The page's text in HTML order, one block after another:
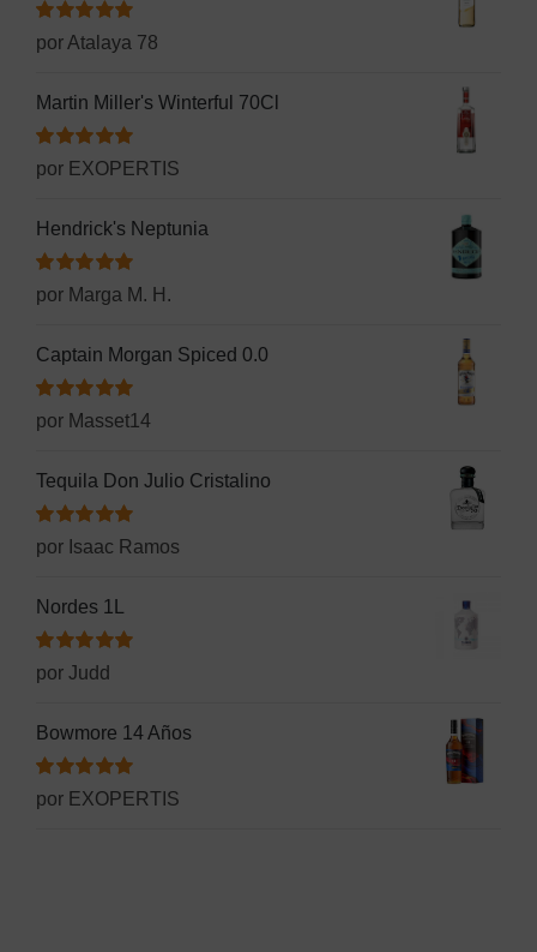
Valorado
con
por Atalaya 78
Martin Miller's Winterful 70Cl
Valorado
con
por EXOPERTIS
Hendrick's Neptunia
Valorado
con
por Marga M. H.
Captain Morgan Spiced 0.0
Valorado
con
por Masset14
Tequila Don Julio Cristalino
Valorado
con
por Isaac Ramos
Nordes 1L
Valorado
con
por Judd
Bowmore 14 Años
Valorado
con
por EXOPERTIS